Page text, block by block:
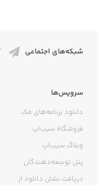
شبکه‌های اجتماعی
سرویس‌ها
دانلود برنامه‌های مک
فروشگاه سیب‌اپ
وبلاگ سیب‌اپ
پنل توسعه‌دهندگان
دریافت نشان دانلود از